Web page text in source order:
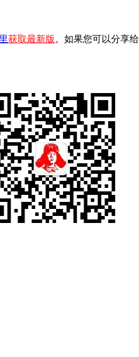
获取最新版 。如果您可以分享